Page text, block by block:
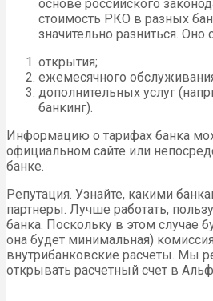
основе российского
стоимость РКО в разных
значительно разниться. Оно
открытия;
ежемесячного
дополнительных услуг
банкинг).
Информацию о тарифах банка
официальном сайте или
банке.
Репутация. Узнайте, какими
партнеры. Лучше работать,
банка. Поскольку в этом случае
она будет минимальная)
внутрибанковские расчеты. Мы
открывать расчетный счет в